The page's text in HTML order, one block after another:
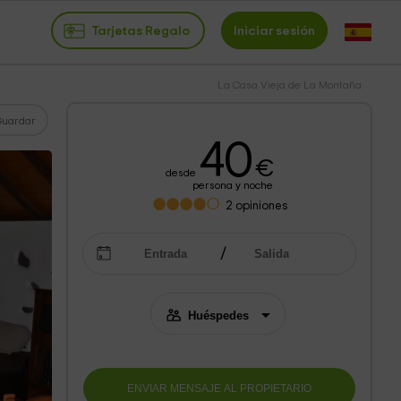
Tarjetas Regalo Iniciar sesión
La Casa Vieja de La Montaña
desde 40€
persona y noche
2 opiniones